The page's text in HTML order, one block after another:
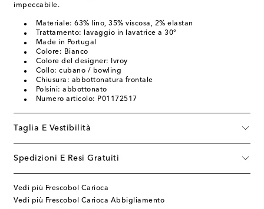
impeccabile.
Materiale: 63% lino, 35% viscosa, 2% elastan
Trattamento: lavaggio in lavatrice a 30°
Made in Portugal
Colore: Bianco
Colore del designer: Ivroy
Collo: cubano / bowling
Chiusura: abbottonatura frontale
Polsini: abbottonato
Numero articolo: P01172517
Taglia E Vestibilità
Spedizioni E Resi Gratuiti
Vedi più Frescobol Carioca
Vedi più Frescobol Carioca Abbigliamento